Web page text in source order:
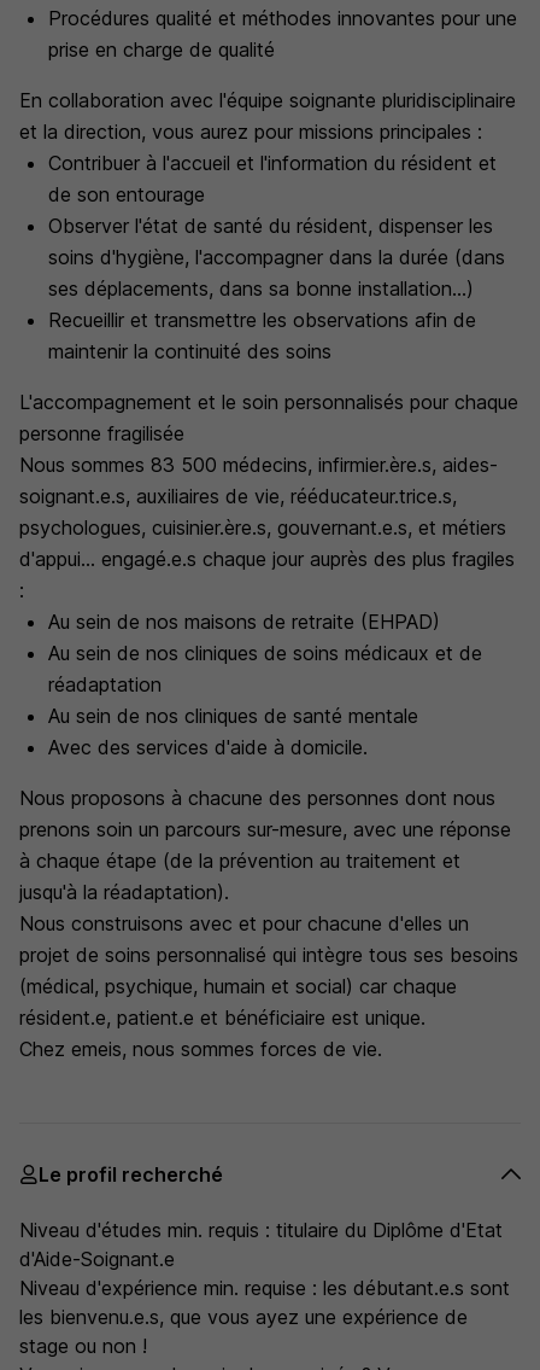
Procédures qualité et méthodes innovantes pour une
prise en charge de qualité
En collaboration avec l'équipe soignante pluridisciplinaire
et la direction, vous aurez pour missions principales :
Contribuer à l'accueil et l'information du résident et
de son entourage
Observer l'état de santé du résident, dispenser les
soins d'hygiène, l'accompagner dans la durée (dans
ses déplacements, dans sa bonne installation...)
Recueillir et transmettre les observations afin de
maintenir la continuité des soins
L'accompagnement et le soin personnalisés pour chaque
personne fragilisée
Nous sommes 83 500 médecins, infirmier.ère.s, aides-
soignant.e.s, auxiliaires de vie, rééducateur.trice.s,
psychologues, cuisinier.ère.s, gouvernant.e.s, et métiers
d'appui... engagé.e.s chaque jour auprès des plus fragiles
:
Au sein de nos maisons de retraite (EHPAD)
Au sein de nos cliniques de soins médicaux et de
réadaptation
Au sein de nos cliniques de santé mentale
Avec des services d'aide à domicile.
Nous proposons à chacune des personnes dont nous
prenons soin un parcours sur-mesure, avec une réponse
à chaque étape (de la prévention au traitement et
jusqu'à la réadaptation).
Nous construisons avec et pour chacune d'elles un
projet de soins personnalisé qui intègre tous ses besoins
(médical, psychique, humain et social) car chaque
résident.e, patient.e et bénéficiaire est unique.
Chez emeis, nous sommes forces de vie.
Le profil recherché
Niveau d'études min. requis : titulaire du Diplôme d'Etat
d'Aide-Soignant.e
Niveau d'expérience min. requise : les débutant.e.s sont
les bienvenu.e.s, que vous ayez une expérience de
stage ou non !